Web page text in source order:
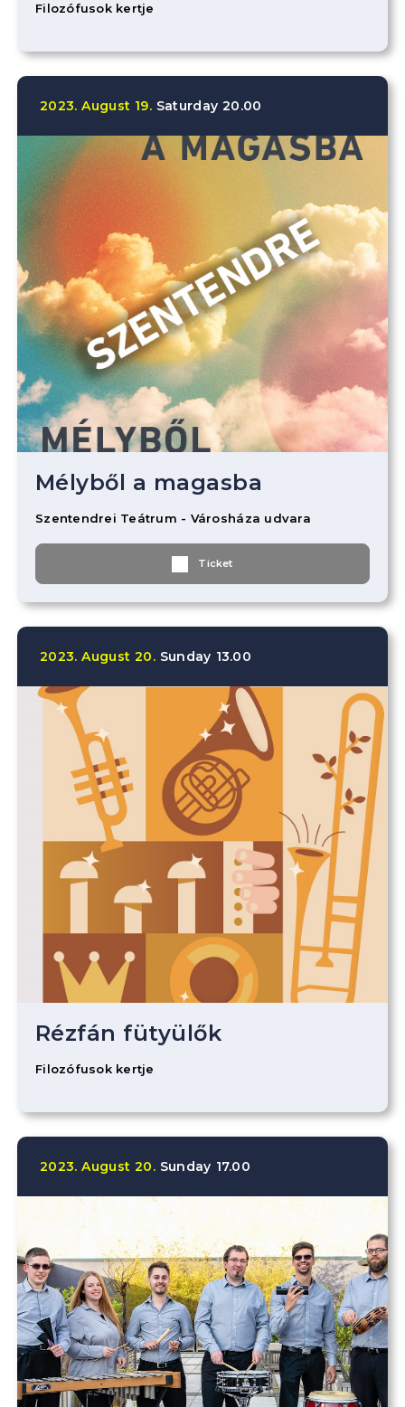
Filozófusok kertje
2023. August 19. Saturday 20.00
Mélyből a magasba
Szentendrei Teátrum - Városháza udvara
Ticket
2023. August 20. Sunday 13.00
Rézfán fütyülők
Filozófusok kertje
2023. August 20. Sunday 17.00